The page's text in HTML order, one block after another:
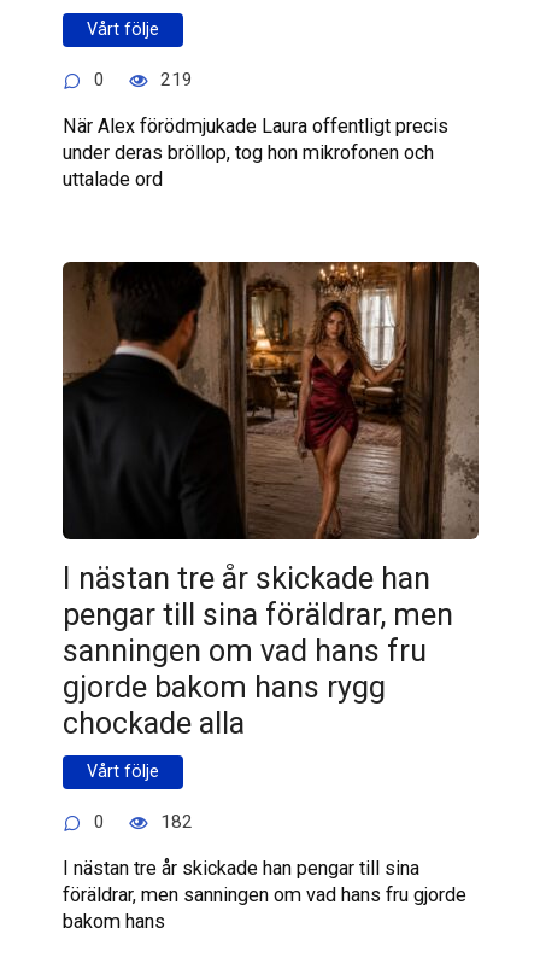
Vårt följe
0 219
När Alex förödmjukade Laura offentligt precis
under deras bröllop, tog hon mikrofonen och
uttalade ord
I nästan tre år skickade han
pengar till sina föräldrar, men
sanningen om vad hans fru
gjorde bakom hans rygg
chockade alla
Vårt följe
0 182
I nästan tre år skickade han pengar till sina
föräldrar, men sanningen om vad hans fru gjorde
bakom hans